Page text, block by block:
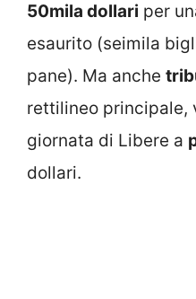
50mila dollari per
esaurito (seimila
pane). Ma anche
rettilineo principale,
giornata di Libere a
dollari.